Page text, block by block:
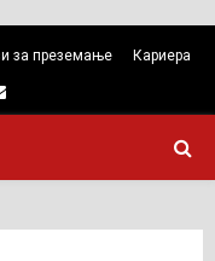
за преземање Кариера
Email